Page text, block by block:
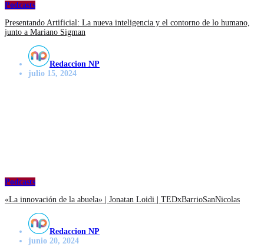
Podcasts
Presentando Artificial: La nueva inteligencia y el contorno de lo humano,
junto a Mariano Sigman
Redaccion NP
julio 15, 2024
Podcasts
«La innovación de la abuela» | Jonatan Loidi | TEDxBarrioSanNicolas
Redaccion NP
junio 20, 2024